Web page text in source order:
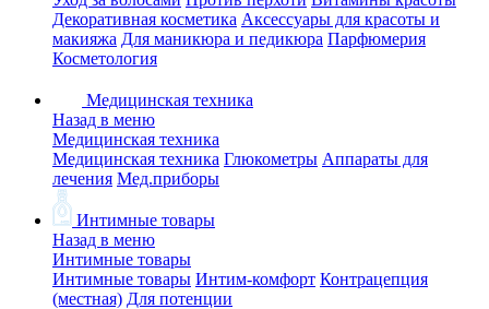
Декоративная косметика Аксессуары для красоты и
макияжа Для маникюра и педикюра Парфюмерия
Косметология
Медицинская техника
Назад в меню
Медицинская техника
Медицинская техника Глюкометры Аппараты для
лечения Мед.приборы
Интимные товары
Назад в меню
Интимные товары
Интимные товары Интим-комфорт Контрацепция
(местная) Для потенции